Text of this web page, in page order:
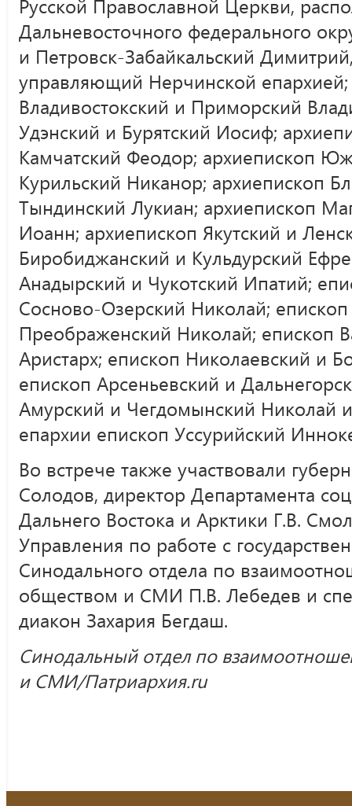
Русской Православной Церкви,
Дальневосточного федерального
и Петровск-Забайкальский
управляющий Нерчинской
Владивостокский и Приморский
Удэнский и Бурятский Иосиф;
Камчатский Феодор; архиепископ
Курильский Никанор; архиепископ
Тындинский Лукиан; архиепископ
Иоанн; архиепископ Якутский и
Биробиджанский и Кульдурский
Анадырский и Чукотский Ипатий;
Сосново-Озерский Николай;
Преображенский Николай; епископ
Аристарх; епископ Николаевский и
епископ Арсеньевский и
Амурский и Чегдомынский Николай
епархии епископ Уссурийский
Во встрече также участвовали
Солодов, директор Департамента
Дальнего Востока и Арктики Г.В.
Управления по работе с
Синодального отдела по
обществом и СМИ П.В. Лебедев и
диакон Захария Бегдаш.
Синодальный отдел по
и СМИ/Патриархия.ru